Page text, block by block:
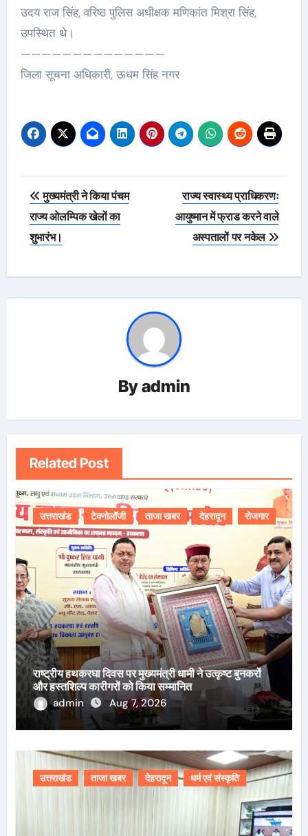
उदय राज सिंह, वरिष्ठ पुलिस अधीक्षक मणिकांत मिश्रा सिंह,
उपस्थित थे।
——————————————
जिला सूचना अधिकारी, ऊधम सिंह नगर
Post
navigation
मुख्यमंत्री ने किया पंचम
राज्य ओलम्पिक खेलों का
शुभारंभ।
राज्य स्वास्थ्य प्राधिकरणः
आयुष्मान में फ्राड करने वाले
अस्पतालों पर नकेल
Byadmin
Related Post
उत्तराखंड टेक्नोलॉजी ताजा खबर देहरादून रोजगार
राष्ट्रीय हथकरघा दिवस पर मुख्यमंत्री धामी ने उत्कृष्ट बुनकरों
और हस्तशिल्प कारीगरों को किया सम्मानित
admin
Aug 7, 2026
उत्तराखंड ताजा खबर देहरादून धर्म एवं संस्कृति